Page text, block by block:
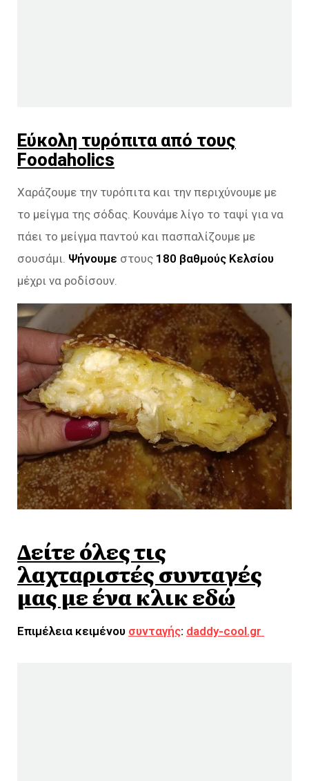
Εύκολη τυρόπιτα από τους
Foodaholics
Χαράζουμε την τυρόπιτα και την περιχύνουμε με
το μείγμα της σόδας. Κουνάμε λίγο το ταψί για να
πάει το μείγμα παντού και πασπαλίζουμε με
σουσάμι. Ψήνουμε στους 180 βαθμούς Κελσίου
μέχρι να ροδίσουν.
Δείτε όλες τις
λαχταριστές συνταγές
μας με ένα κλικ εδώ
Επιμέλεια κειμένου συνταγής: daddy-cool.gr